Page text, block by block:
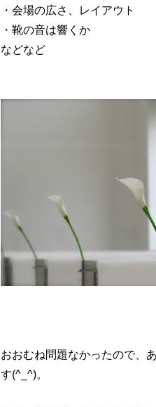
・会場の広さ、レイアウト
・靴の音は響くか
などなど
おおむね問題なかったので、
す(^_^)。